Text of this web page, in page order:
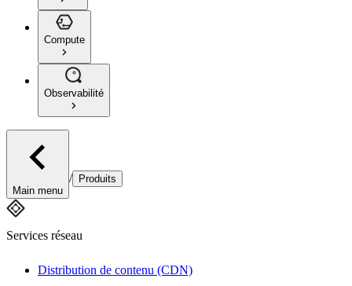
Compute
Observabilité
Main menu
/ Produits
Services réseau
Distribution de contenu (CDN)